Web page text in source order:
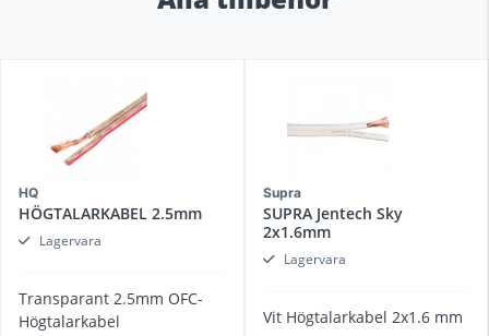
HQ
HÖGTALARKABEL 2.5mm
Lagervara
Transparant 2.5mm OFC-
Högtalarkabel
Supra
SUPRA Jentech Sky
2x1.6mm
Lagervara
Vit Högtalarkabel 2x1.6 mm